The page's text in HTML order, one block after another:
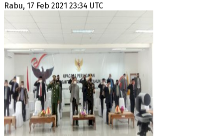
Rabu, 17 Feb 2021 23:34 UTC